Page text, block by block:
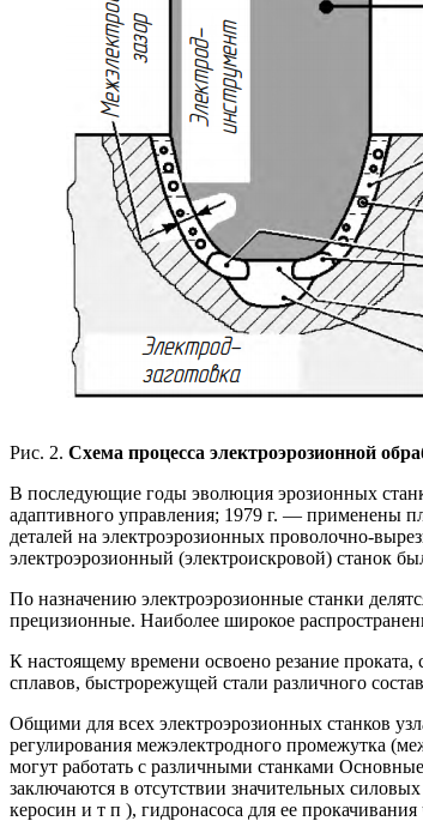
Рис. 2. Схема процесса электроэрозионной
В последующие годы эволюция эрозионных
адаптивного управления; 1979 г. — применены
деталей на электроэрозионных проволочно-
электроэрозионный (электроискровой) станок
По назначению электроэрозионные станки
прецизионные. Наиболее широкое
К настоящему времени освоено резание
сплавов, быстрорежущей стали различного
Общими для всех электроэрозионных станков
регулирования межэлектродного промежутка
могут работать с различными станками
заключаются в отсутствии значительных
керосин и т п ), гидронасоса для ее